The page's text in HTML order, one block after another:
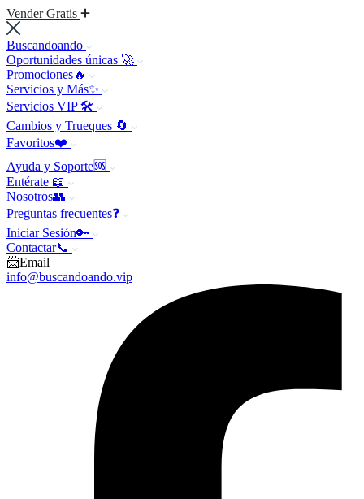
Vender Gratis
Buscandoando
Oportunidades únicas 🚀
Promociones🔥
Servicios y Más✨
Servicios VIP 🛠️
Cambios y Trueques 🔄
Favoritos❤️
Ayuda y Soporte🆘
Entérate 📖
Nosotros👥
Preguntas frecuentes❓
Iniciar Sesión🔑
Contactar📞
📨Email
info@buscandoando.vip